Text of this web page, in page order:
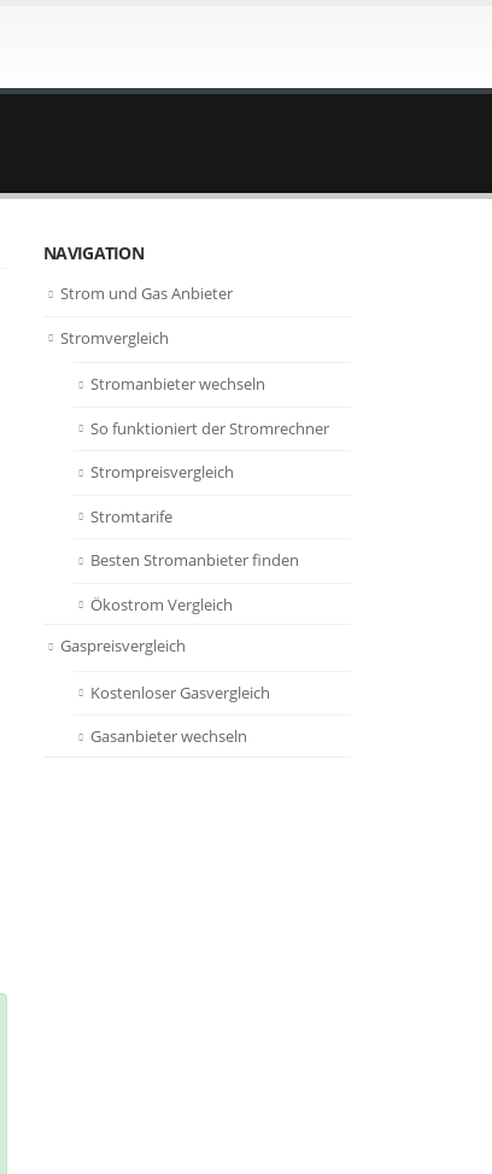
NAVIGATION
Strom und Gas Anbieter
Stromvergleich
Stromanbieter wechseln
So funktioniert der Stromrechner
Strompreisvergleich
Stromtarife
Besten Stromanbieter finden
Ökostrom Vergleich
Gaspreisvergleich
Kostenloser Gasvergleich
Gasanbieter wechseln